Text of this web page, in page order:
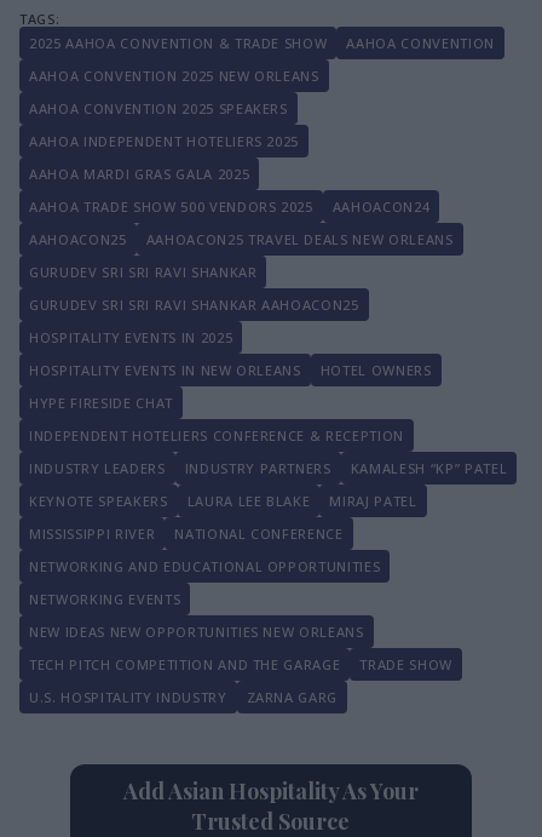
2025 AAHOA CONVENTION & TRADE SHOW
AAHOA CONVENTION
AAHOA CONVENTION 2025 NEW ORLEANS
AAHOA CONVENTION 2025 SPEAKERS
AAHOA INDEPENDENT HOTELIERS 2025
AAHOA MARDI GRAS GALA 2025
AAHOA TRADE SHOW 500 VENDORS 2025
AAHOACON24
AAHOACON25
AAHOACON25 TRAVEL DEALS NEW ORLEANS
GURUDEV SRI SRI RAVI SHANKAR
GURUDEV SRI SRI RAVI SHANKAR AAHOACON25
HOSPITALITY EVENTS IN 2025
HOSPITALITY EVENTS IN NEW ORLEANS
HOTEL OWNERS
HYPE FIRESIDE CHAT
INDEPENDENT HOTELIERS CONFERENCE & RECEPTION
INDUSTRY LEADERS
INDUSTRY PARTNERS
KAMALESH “KP” PATEL
KEYNOTE SPEAKERS
LAURA LEE BLAKE
MIRAJ PATEL
MISSISSIPPI RIVER
NATIONAL CONFERENCE
NETWORKING AND EDUCATIONAL OPPORTUNITIES
NETWORKING EVENTS
NEW IDEAS NEW OPPORTUNITIES NEW ORLEANS
TECH PITCH COMPETITION AND THE GARAGE
TRADE SHOW
U.S. HOSPITALITY INDUSTRY
ZARNA GARG
Add Asian Hospitality As Your
Trusted Source